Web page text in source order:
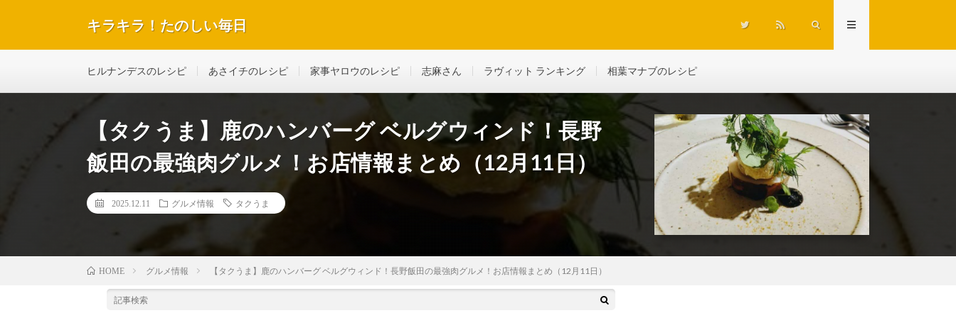
キラキラ！たのしい毎日
ヒルナンデスのレシピ あさイチのレシピ 家事ヤロウのレシピ 志麻さん ラヴィット ランキング 相葉マナブのレシピ
【タクうま】鹿のハンバーグ ベルグウィンド！長野
飯田の最強肉グルメ！お店情報まとめ（12月11日）
2025.12.11 グルメ情報 タクうま
HOME グルメ情報 【タクうま】鹿のハンバーグ ベルグウィンド！長野飯田の最強肉グルメ！お店情報まとめ（12月11日）